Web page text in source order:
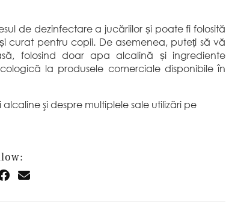
de dezinfectare a jucăriilor și poate fi folosită
curat pentru copii. De asemenea, puteți să vă
folosind doar apa alcalină și ingrediente
la produsele comerciale disponibile în
şi despre multiplele sale utilizări pe